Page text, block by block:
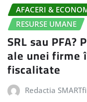
AFACERI &
RESURSE UMANE
SRL sau
ale unei firme
fiscalitate
Redactia